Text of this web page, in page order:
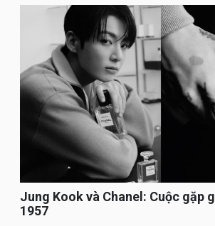
Jung Kook và Chanel: Cuộc gặp
1957